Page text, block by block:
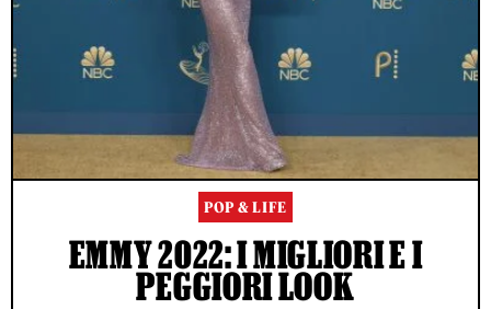
POP & LIFE
EMMY 2022: I MIGLIORI E I
PEGGIORI LOOK